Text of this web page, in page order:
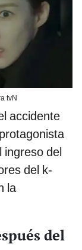
tvN
accidente
ingreso del
del k-
la
del